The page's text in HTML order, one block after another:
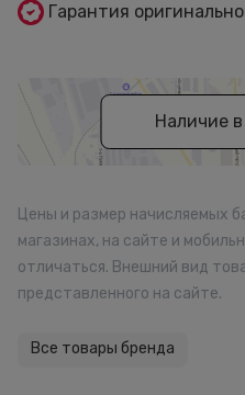
Гарантия
Наличие
Цены и размер начисляемых
магазинах, на сайте и
отличаться. Внешний вид
представленного на сайте.
Все товары бренда